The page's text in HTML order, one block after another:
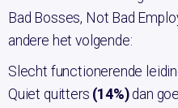
Bad Bosses, Not Bad
andere het volgende:
Slecht functionerende
Quiet quitters (14%)dan